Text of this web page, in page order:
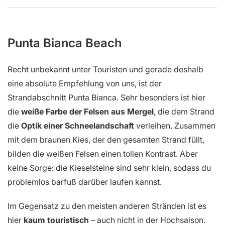
Punta Bianca Beach
Recht unbekannt unter Touristen und gerade deshalb
eine absolute Empfehlung von uns, ist der
Strandabschnitt Punta Bianca. Sehr besonders ist hier
die weiße Farbe der Felsen aus Mergel, die dem Strand
die Optik einer Schneelandschaft verleihen. Zusammen
mit dem braunen Kies, der den gesamten Strand füllt,
bilden die weißen Felsen einen tollen Kontrast. Aber
keine Sorge: die Kieselsteine sind sehr klein, sodass du
problemlos barfuß darüber laufen kannst.
Im Gegensatz zu den meisten anderen Stränden ist es
hier kaum touristisch – auch nicht in der Hochsaison.